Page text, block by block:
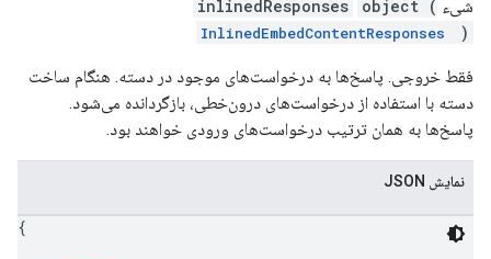
شیء inlinedResponses object (
InlinedEmbedContentResponses )
فقط خروجی. پاسخ‌ها به درخواست‌های موجود در دسته. هنگام ساخت
دسته با استفاده از درخواست‌های درون‌خطی، بازگردانده می‌شود.
پاسخ‌ها به همان ترتیب درخواست‌های ورودی خواهند بود.
نمایش JSON
{